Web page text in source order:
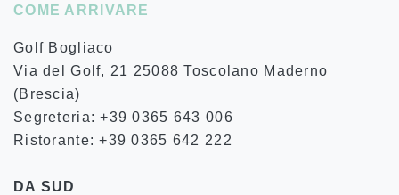
COME ARRIVARE
Golf Bogliaco
Via del Golf, 21 25088 Toscolano Maderno
(Brescia)
Segreteria: +39 0365 643 006
Ristorante: +39 0365 642 222
DA SUD